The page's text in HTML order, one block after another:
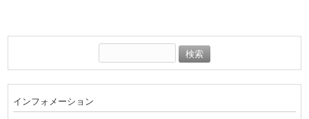
索:
インフォメーション